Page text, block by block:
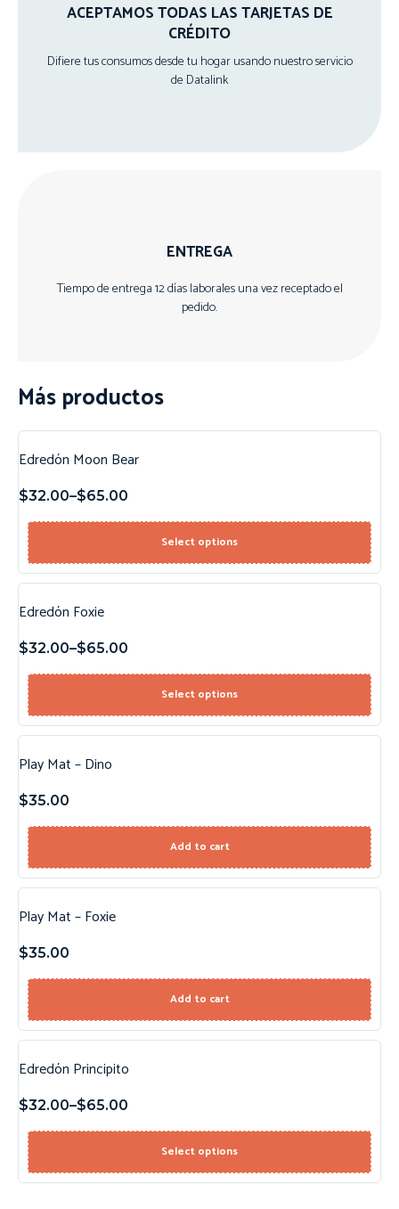
ACEPTAMOS TODAS LAS TARJETAS DE
CRÉDITO
Difiere tus consumos desde tu hogar usando nuestro servicio
de Datalink
ENTREGA
Tiempo de entrega 12 días laborales una vez receptado el
pedido.
Más productos
Edredón Moon Bear
$32.00–$65.00
Select options
Edredón Foxie
$32.00–$65.00
Select options
Play Mat – Dino
$35.00
Add to cart
Play Mat – Foxie
$35.00
Add to cart
Edredón Principito
$32.00–$65.00
Select options